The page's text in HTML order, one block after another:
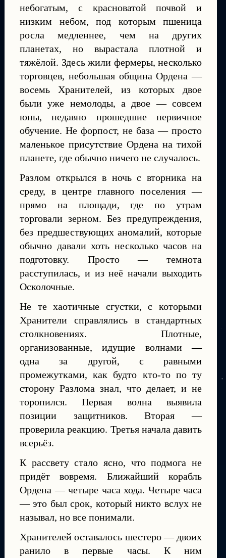
небогатым, с красноватой почвой и
низким небом, под которым пшеница
росла медленнее, чем на других
планетах, но вырастала плотной и
тяжёлой. Здесь жили фермеры, несколько
торговцев, небольшая община Ордена —
восемь Хранителей, из которых двое
были уже немолоды, а двое — совсем
юны, недавно прошедшие первичное
обучение. Не форпост, не база — просто
маленькое присутствие Ордена на тихой
планете, где обычно ничего не случалось.
Разлом открылся в ночь с вторника на
среду, в центре главного поселения —
прямо на площади, где по утрам
торговали зерном. Без предупреждения,
без предшествующих аномалий, которые
обычно давали хоть несколько часов на
подготовку. Просто — темнота
расступилась, и из неё начали выходить
Осколочные.
Не те хаотичные сгустки, с которыми
Хранители справлялись в стандартных
столкновениях. Плотные,
организованные, идущие волнами —
одна за другой, с равными
промежутками, как будто кто-то по ту
сторону Разлома знал, что делает, и не
торопился. Первая волна выявила
позиции защитников. Вторая —
проверила реакцию. Третья начала давить
всерьёз.
К рассвету стало ясно, что подмога не
придёт вовремя. Ближайший корабль
Ордена — четыре часа хода. Четыре часа
— это был срок, который никто вслух не
называл, но все понимали.
Хранителей оставалось шестеро — двоих
ранило в первые часы. К ним